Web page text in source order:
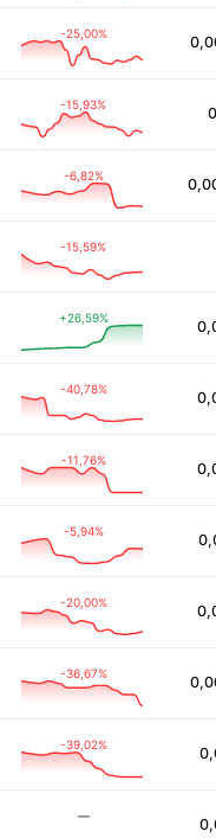
-25,00%
-15,93%
-6,82%
-15,59%
+26,59%
-40,78%
-11,76%
-5,94%
-20,00%
-36,67%
-39,02%
―